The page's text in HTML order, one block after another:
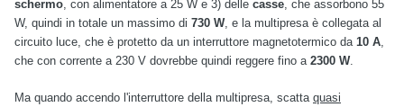
schermo , con alimentatore a 25 W e 3) delle casse , che assorbono 55
W, quindi in totale un massimo di 730 W, e la multipresa è collegata al
circuito luce, che è protetto da un interruttore magnetotermico da 10 A
che con corrente a 230 V dovrebbe quindi reggere fino a 2300 W.
Ma quando accendo l'interruttore della multipresa, scatta quasi